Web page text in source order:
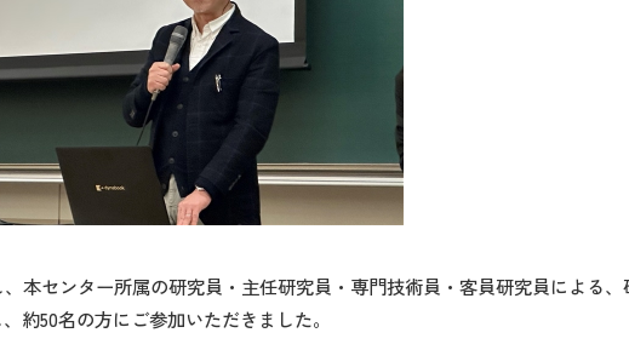
本センター所属の研究員・主任研究員・専門技術員・客員研究員による
約50名の方にご参加いただきました。